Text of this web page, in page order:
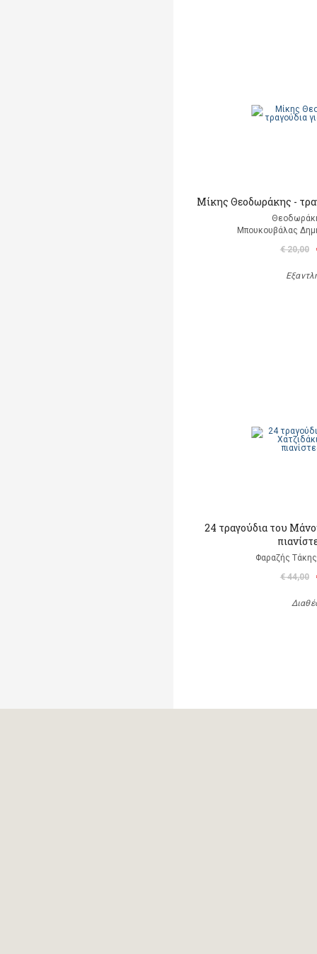
Μίκης Θεοδωράκης -
Μπουκουβάλας
€ 20,00
24 τραγούδια του
Φαραζής
€ 44,00